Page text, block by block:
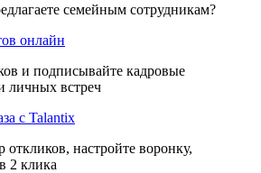
семейным сотрудникам?
онлайн
и подписывайте кадровые
личных встреч
с Talantix
откликов, настройте воронку,
2 клика